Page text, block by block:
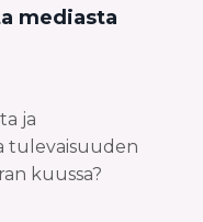
mediasta
ja
tulevaisuuden
kuussa?